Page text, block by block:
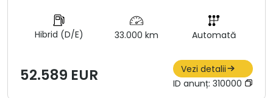
Hibrid (D/E) 33.000 km Automată
52.589 EUR
Vezi detalii
ID anunț: 310000